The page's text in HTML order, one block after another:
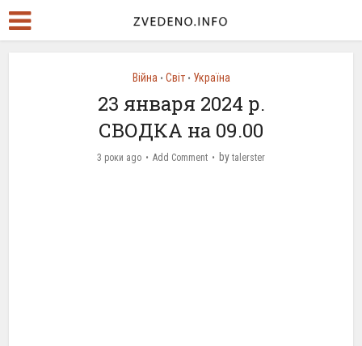
Війна • Світ • Україна
23 января 2024 р.
СВОДКА на 09.00
3 роки ago Add Comment by talerster